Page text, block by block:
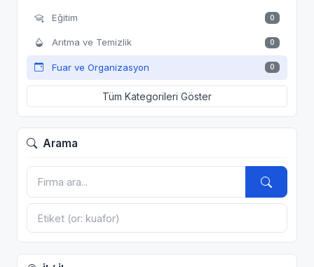
Eğitim 0
Arıtma ve Temizlik 0
Fuar ve Organizasyon 0
Tüm Kategorileri Göster
Arama